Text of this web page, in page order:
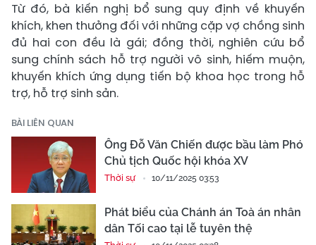
Từ đó, bà kiến nghị bổ sung quy định về khuyến
khích, khen thưởng đối với những cặp vợ chồng sinh
đủ hai con đều là gái; đồng thời, nghiên cứu bổ
sung chính sách hỗ trợ người vô sinh, hiếm muộn,
khuyến khích ứng dụng tiến bộ khoa học trong hỗ
trợ, hỗ trợ sinh sản.
BÀI LIÊN QUAN
Ông Đỗ Văn Chiến được bầu làm Phó
Chủ tịch Quốc hội khóa XV
Thời sự 10/11/2025 03:53
Phát biểu của Chánh án Toà án nhân
dân Tối cao tại lễ tuyên thệ